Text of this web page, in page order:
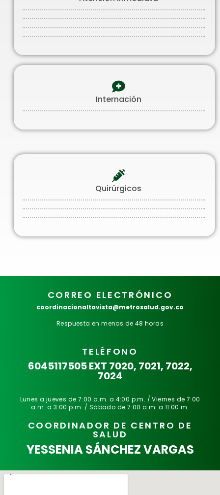
Internación
Quirúrgicos
CORREO ELECTRÓNICO
coordinacionaltavista@metrosalud.gov.co
Respuesta en menos de 48 horas
TELÉFONO
6045117505 EXT 7020, 7021, 7022,
7024
Lunes a jueves de 7:00 a.m. a 4:00 p.m. / Viernes de 7:00
a.m. a 3:00 p.m. / Sábado de 7:00 a.m. a 11:00 m.
COORDINADOR DE CENTRO DE
SALUD
YESSENIA SÁNCHEZ VARGAS